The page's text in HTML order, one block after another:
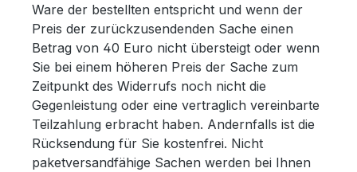
Ware der bestellten entspricht und wenn der
Preis der zurückzusendenden Sache einen
Betrag von 40 Euro nicht übersteigt oder wenn
Sie bei einem höheren Preis der Sache zum
Zeitpunkt des Widerrufs noch nicht die
Gegenleistung oder eine vertraglich vereinbarte
Teilzahlung erbracht haben. Andernfalls ist die
Rücksendung für Sie kostenfrei. Nicht
paketversandfähige Sachen werden bei Ihnen